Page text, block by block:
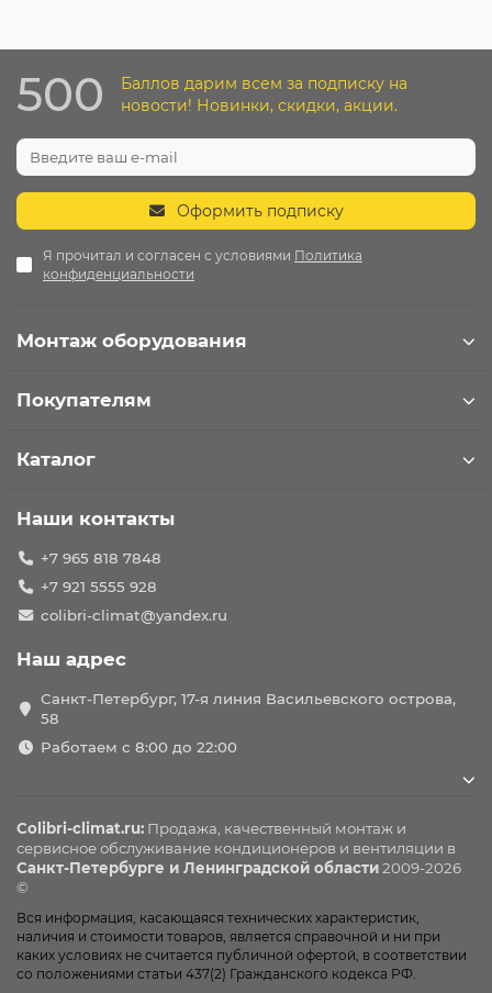
500
Баллов дарим всем за подписку на
новости! Новинки, скидки, акции.
Оформить подписку
Я прочитал и согласен с условиями Политика
конфиденциальности
Монтаж оборудования
Покупателям
Каталог
Наши контакты
+7 965 818 7848
+7 921 5555 928
colibri-climat@yandex.ru
Наш адрес
Санкт-Петербург, 17-я линия Васильевского острова,
58
Работаем с 8:00 до 22:00
Colibri-climat.ru: Продажа, качественный монтаж и
сервисное обслуживание кондиционеров и вентиляции в
Санкт-Петербурге и Ленинградской области2009-2026
©
Вся информация, касающаяся технических характеристик,
наличия и стоимости товаров, является справочной и ни при
каких условиях не считается публичной офертой, в соответствии
со положениями статьи 437(2) Гражданского кодекса РФ.